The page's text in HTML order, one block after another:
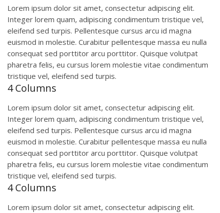
Lorem ipsum dolor sit amet, consectetur adipiscing elit.
Integer lorem quam, adipiscing condimentum tristique vel,
eleifend sed turpis. Pellentesque cursus arcu id magna
euismod in molestie. Curabitur pellentesque massa eu nulla
consequat sed porttitor arcu porttitor. Quisque volutpat
pharetra felis, eu cursus lorem molestie vitae condimentum
tristique vel, eleifend sed turpis.
4 Columns
Lorem ipsum dolor sit amet, consectetur adipiscing elit.
Integer lorem quam, adipiscing condimentum tristique vel,
eleifend sed turpis. Pellentesque cursus arcu id magna
euismod in molestie. Curabitur pellentesque massa eu nulla
consequat sed porttitor arcu porttitor. Quisque volutpat
pharetra felis, eu cursus lorem molestie vitae condimentum
tristique vel, eleifend sed turpis.
4 Columns
Lorem ipsum dolor sit amet, consectetur adipiscing elit.